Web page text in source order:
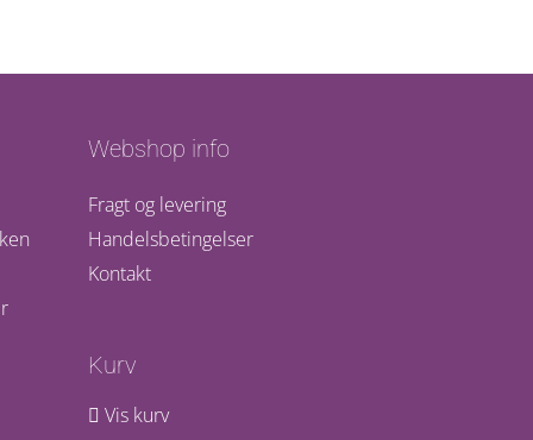
Webshop info
Fragt og levering
Handelsbetingelser
Kontakt
Kurv
Vis kurv